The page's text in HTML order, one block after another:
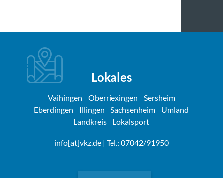
Lokales
Vaihingen Oberriexingen
Sersheim
Eberdingen
Illingen Sachsenheim
Umland
Landkreis
Lokalsport
info[at]vkz.de| Tel.: 07042/91950